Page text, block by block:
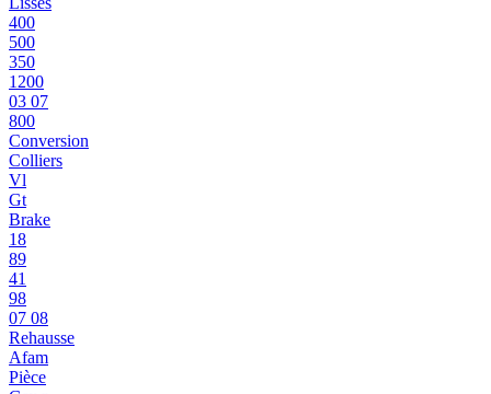
400
500
350
1200
03 07
800
Conversion
Colliers
Vl
Gt
Brake
18
89
41
98
07 08
Rehausse
Afam
Pièce